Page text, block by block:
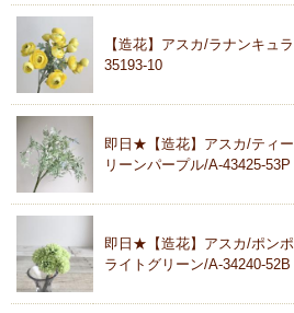
【造花】アスカ/ラナンキュ
35193-10
即日★【造花】アスカ/ティ
リーンパープル/A-43425-53P
即日★【造花】アスカ/ポンポ
ライトグリーン/A-34240-52B